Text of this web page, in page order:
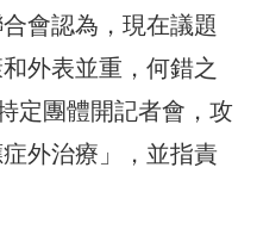
會認為，現在議題
外表並重，何錯之
定團體開記者會，攻
外治療」，並指責